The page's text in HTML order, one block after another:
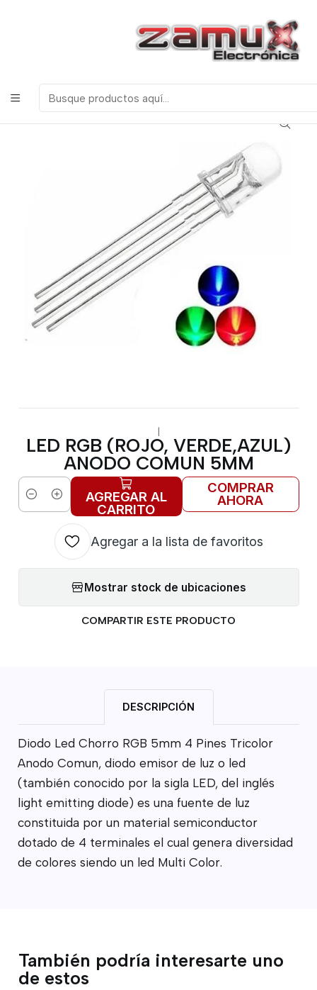
ELECTRONICOS, ROBOTICA & TECNOLOGIA
Leds y Visualización
Leds
LED RGB (ROJO, VERDE,AZUL) ANODO COMUN 5MM
|
LED RGB (ROJO, VERDE,AZUL)
ANODO COMUN 5MM
Cantidad AGREGAR AL
CARRITO
COMPRAR
AHORA
Agregar a la lista de favoritos
Mostrar stock de ubicaciones
COMPARTIR ESTE PRODUCTO
DESCRIPCIÓN
Diodo Led Chorro RGB 5mm 4 Pines Tricolor
Anodo Comun, diodo emisor de luz o led
(también conocido por la sigla LED, del inglés
light emitting diode) es una fuente de luz
constituida por un material semiconductor
dotado de 4 terminales el cual genera diversidad
de colores siendo un led Multi Color.
También podría interesarte uno
de estos